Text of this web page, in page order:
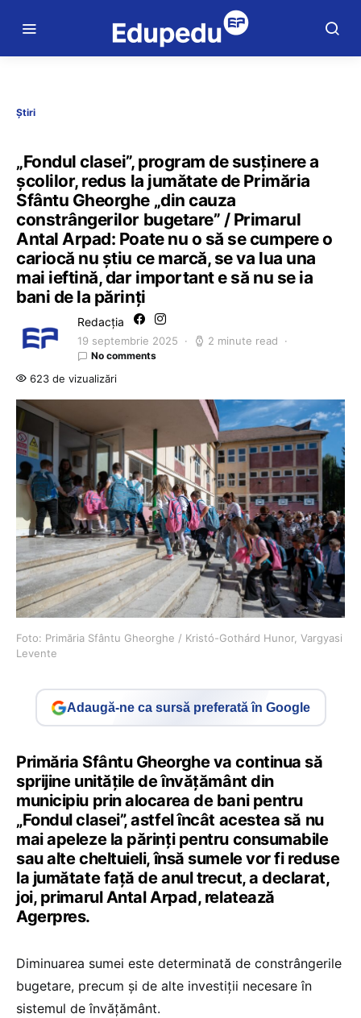
Știri
„Fondul clasei”, program de susținere a
școlilor, redus la jumătate de Primăria
Sfântu Gheorghe „din cauza
constrângerilor bugetare” / Primarul
Antal Arpad: Poate nu o să se cumpere o
cariocă nu ştiu ce marcă, se va lua una
mai ieftină, dar important e să nu se ia
bani de la părinţi
Redacția
19 septembrie 2025 2 minute read
No comments
623 de vizualizări
Foto: Primăria Sfântu Gheorghe / Kristó-Gothárd Hunor, Vargyasi
Levente
Adaugă-ne ca sursă preferată în Google
Primăria Sfântu Gheorghe va continua să
sprijine unităţile de învăţământ din
municipiu prin alocarea de bani pentru
„Fondul clasei”, astfel încât acestea să nu
mai apeleze la părinţi pentru consumabile
sau alte cheltuieli, însă sumele vor fi reduse
la jumătate faţă de anul trecut, a declarat,
joi, primarul Antal Arpad, relatează
Agerpres.
Diminuarea sumei este determinată de constrângerile
bugetare, precum şi de alte investiţii necesare în
sistemul de învăţământ.